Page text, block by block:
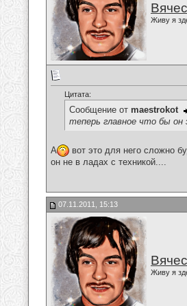
Живу я
Цитата:
Сообщение от maestrokot
теперь главное что бы он
А
вот это для него сложно
он не в ладах с техникой....
07.11.2011, 15:13
Живу я